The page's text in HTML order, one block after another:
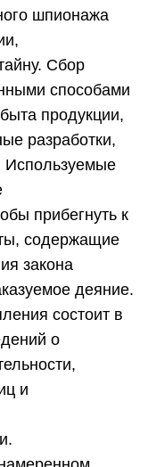
шпионажа
Сбор
способами
продукции,
разработки,
Используемые
прибегнуть к
содержащие
закона
деяние.
состоит в
о
и